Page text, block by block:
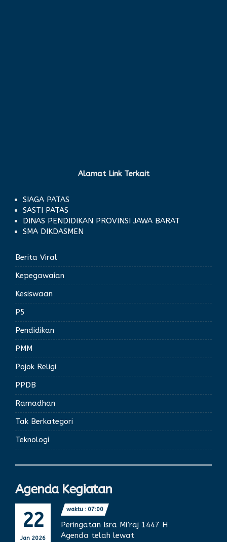
Alamat Link Terkait
SIAGA PATAS
SASTI PATAS
DINAS PENDIDIKAN PROVINSI JAWA BARAT
SMA DIKDASMEN
Berita Viral
Kepegawaian
Kesiswaan
P5
Pendidikan
PMM
Pojok Religi
PPDB
Ramadhan
Tak Berkategori
Teknologi
Agenda Kegiatan
22
Jan 2026
waktu : 07:00
Peringatan Isra Mi’raj 1447 H
Agenda telah lewat